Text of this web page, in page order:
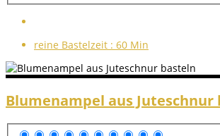
reine Bastelzeit : 60 Min
Blumenampel aus Juteschnur